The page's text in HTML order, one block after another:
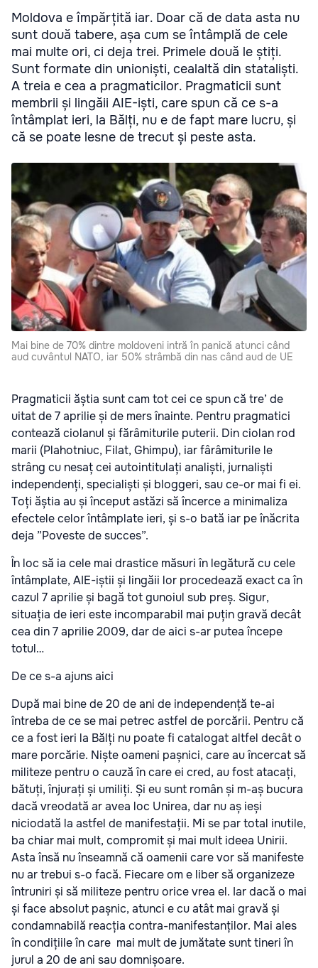
Moldova e împărțită iar. Doar că de data asta nu
sunt două tabere, așa cum se întâmplă de cele
mai multe ori, ci deja trei. Primele două le știți.
Sunt formate din unioniști, cealaltă din stataliști.
A treia e cea a pragmaticilor. Pragmaticii sunt
membrii și lingăii AIE-iști, care spun că ce s-a
întâmplat ieri, la Bălți, nu e de fapt mare lucru, și
că se poate lesne de trecut și peste asta.
Mai bine de 70% dintre moldoveni intră în panică atunci când
aud cuvântul NATO, iar 50% strâmbă din nas când aud de UE
Pragmaticii ăștia sunt cam tot cei ce spun că tre’ de
uitat de 7 aprilie și de mers înainte. Pentru pragmatici
contează ciolanul și fărâmiturile puterii. Din ciolan rod
marii (Plahotniuc, Filat, Ghimpu), iar fârâmiturile le
strâng cu nesaț cei autointitulați analiști, jurnaliști
independenți, specialiști și bloggeri, sau ce-or mai fi ei.
Toți ăștia au și început astăzi să încerce a minimaliza
efectele celor întâmplate ieri, și s-o bată iar pe înăcrita
deja ”Poveste de succes”.
În loc să ia cele mai drastice măsuri în legătură cu cele
întâmplate, AIE-iștii și lingăii lor procedează exact ca în
cazul 7 aprilie și bagă tot gunoiul sub preș. Sigur,
situația de ieri este incomparabil mai puțin gravă decât
cea din 7 aprilie 2009, dar de aici s-ar putea începe
totul…
De ce s-a ajuns aici
După mai bine de 20 de ani de independență te-ai
întreba de ce se mai petrec astfel de porcării. Pentru că
ce a fost ieri la Bălți nu poate fi catalogat altfel decât o
mare porcărie. Niște oameni pașnici, care au încercat să
militeze pentru o cauză în care ei cred, au fost atacați,
bătuți, înjurați și umiliți. Și eu sunt român și m-aș bucura
dacă vreodată ar avea loc Unirea, dar nu aș ieși
niciodată la astfel de manifestații. Mi se par total inutile,
ba chiar mai mult, compromit și mai mult ideea Unirii.
Asta însă nu înseamnă că oamenii care vor să manifeste
nu ar trebui s-o facă. Fiecare om e liber să organizeze
întruniri și să militeze pentru orice vrea el. Iar dacă o mai
și face absolut pașnic, atunci e cu atât mai gravă și
condamnabilă reacția contra-manifestanților. Mai ales
în condițiile în care mai mult de jumătate sunt tineri în
jurul a 20 de ani sau domnișoare.